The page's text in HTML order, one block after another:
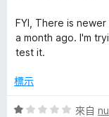
5
分
FYI, There is
a month ago. I'm
test it.
標示
評
來自